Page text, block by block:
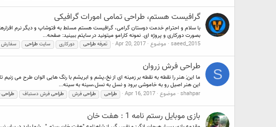
گرافیست هستم، طراحی تمامی امورات گرافیکی
با سلام و احترام خدمت دوستان گرامی، گرافیست هستم مسلط به فتوشاپ و دیگر نرم
بصورت دورکاری و پروژه ای. نمونه کارامو میتونید در سایتم ببینید: صفحه...
saeed_2015 موضوع Apr 20, 2017 تعرفه طراحی دورکاری سایت طراحی سفارش
S طراحی فرش زروان
ما این; هنر را نقطه به نقطه بر زمینه ای از نخ،پشم و ابریشم با رنگ هایی الوان طرح می
این هنر اصیل رو به خاموشی برود و نسل به نسل،سینه به سینه...
shahpar موضوع Apr 16, 2017 طراحی طراحی فرش طراحی فرش دستباف طراحی
بازی موبایل رستم نامه 1 : هفت خان